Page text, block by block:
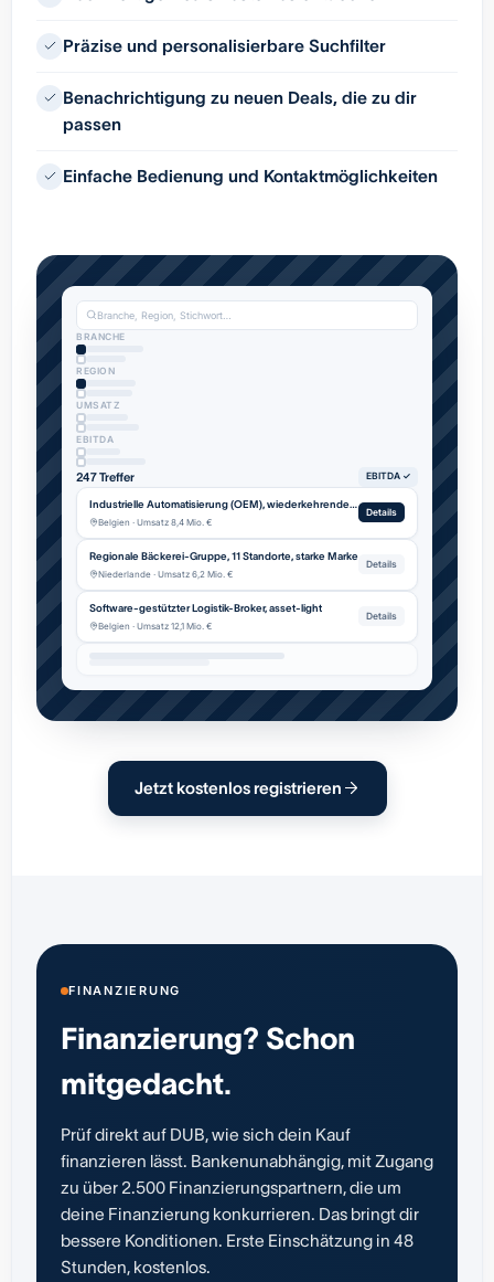
Präzise und personalisierbare Suchfilter
Benachrichtigung zu neuen Deals, die zu dir
passen
Einfache Bedienung und Kontaktmöglichkeiten
Branche, Region, Stichwort…
BRANCHE
REGION
UMSATZ
EBITDA
247 Treffer EBITDA ✓
Industrielle Automatisierung (OEM), wiederkehrender Service
Belgien · Umsatz 8,4 Mio. €
Details
Regionale Bäckerei-Gruppe, 11 Standorte, starke Marke
Niederlande · Umsatz 6,2 Mio. €
Details
Software-gestützter Logistik-Broker, asset-light
Belgien · Umsatz 12,1 Mio. €
Details
Jetzt kostenlos registrieren
FINANZIERUNG
Finanzierung? Schon
mitgedacht.
Prüf direkt auf DUB, wie sich dein Kauf
finanzieren lässt. Bankenunabhängig, mit Zugang
zu über 2.500 Finanzierungspartnern, die um
deine Finanzierung konkurrieren. Das bringt dir
bessere Konditionen. Erste Einschätzung in 48
Stunden, kostenlos.